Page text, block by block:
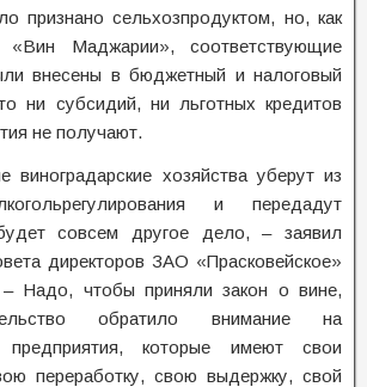
признано сельхозпродуктом, но, как
«Вин Маджарии», соответствующие
внесены в бюджетный и налоговый
ни субсидий, ни льготных кредитов
не получают.
виноградарские хозяйства уберут из
и передадут
совсем другое дело, – заявил
директоров ЗАО «Прасковейское»
Надо, чтобы приняли закон о вине,
обратило внимание на
предприятия, которые имеют свои
переработку, свою выдержку, свой